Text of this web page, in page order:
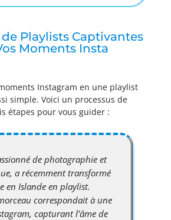
Playlists Captivantes
Moments Insta
Instagram en une playlist
simple. Voici un processus de
étapes pour vous guider :
de photographie et
a récemment transformé
en Islande en playlist.
correspondait à une
capturant l’âme de